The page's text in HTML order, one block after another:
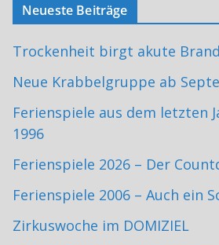
Neueste Beiträge
Trockenheit birgt akute
Neue Krabbelgruppe ab
Ferienspiele aus dem letzten
1996
Ferienspiele 2026 – Der
Ferienspiele 2006 – Auch ein
Zirkuswoche im DOMIZIEL